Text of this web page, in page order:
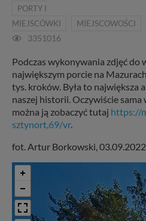
PORTY I
MIEJSCÓWKI
MIEJSCOWOŚCI
3351016
Podczas wykonywania zdjęć do
największym porcie na
tys. kroków. Była to największa
naszej historii. Oczywiście sama
można ją zobaczyć tutaj https://
sztynort,69/vr.
fot. Artur Borkowski,